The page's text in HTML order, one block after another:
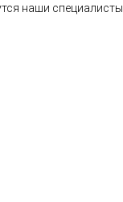
наши специалисты.